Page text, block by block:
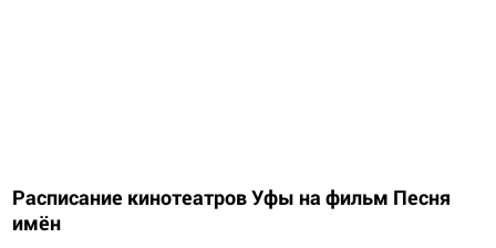
Расписание кинотеатров Уфы на фильм Песня
имён